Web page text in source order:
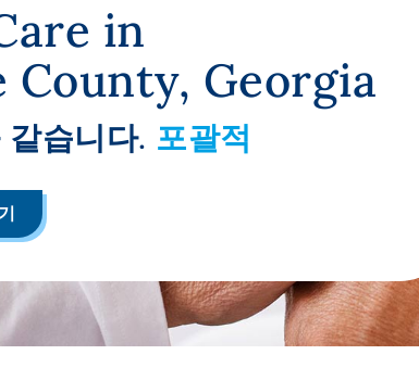
in
County, Georgia
습니다. 포괄적